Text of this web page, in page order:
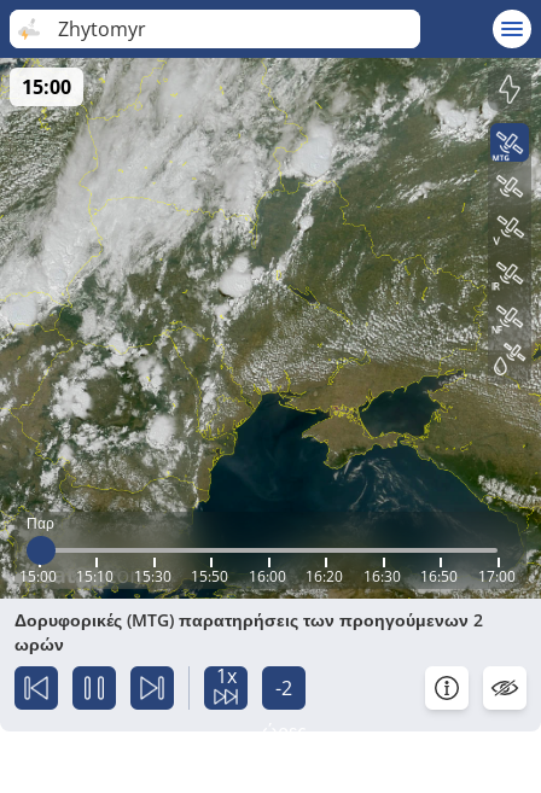
Zhytomyr
Παρ
15:00 15:10 15:30 15:50 16:00 16:20 16:30 16:50 17:00
15:00
Δορυφορικές (MTG) παρατηρήσεις των προηγούμενων 2
ωρών
1x
-2